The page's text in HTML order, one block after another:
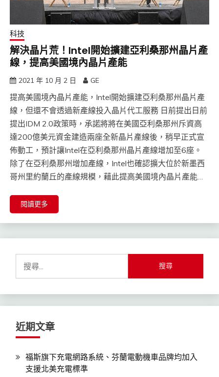
科技
解決晶片荒！Intel開始擴建亞利桑那州晶片產
線，提高美國境內晶片產能
2021 年 10 月 2 日 GE
提高美國境內晶片產能，Intel開始擴建亞利桑那州晶片產
線，但還不會透過新產線投入晶片代工服務 日前提出日前
提出IDM 2.0政策時，承諾將將在美國亞利桑那州斥資高
達200億美元資金建造兩座全新晶片產線後，稍早正式宣
佈動工，預計讓Intel在亞利桑那州晶片產線增加至6座。
除了在亞利桑那州增加產線，Intel也確認擴大位於新墨西
哥州里約蘭丘的產線規模，藉此提高美國境內晶片產能…
閱讀更多
鍵
字:
近期文章
福斯旗下充電網路系統、芬蘭電動機車品牌均加入
支援北美充電標準